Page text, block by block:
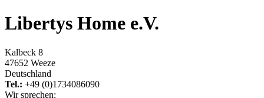
Libertys Home e.V.
Kalbeck 8
47652 Weeze
Deutschland
Tel.: +49 (0)1734086090
Wir sprechen: